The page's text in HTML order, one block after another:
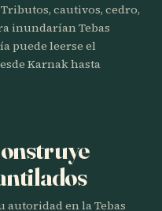
cautivos, cedro,
inundarían Tebas
puede leerse el
Karnak hasta
en la Tebas